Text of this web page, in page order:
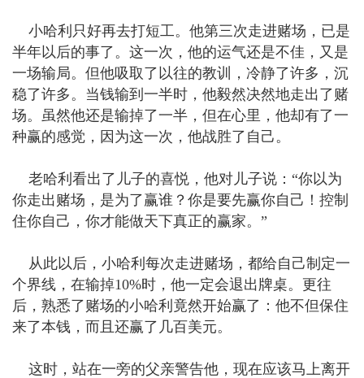
小哈利只好再去打短工。他第三次走进赌场，已是
半年以后的事了。这一次，他的运气还是不佳，又是
一场输局。但他吸取了以往的教训，冷静了许多，沉
稳了许多。当钱输到一半时，他毅然决然地走出了赌
场。虽然他还是输掉了一半，但在心里，他却有了一
种赢的感觉，因为这一次，他战胜了自己。
老哈利看出了儿子的喜悦，他对儿子说：“你以为
你走出赌场，是为了赢谁？你是要先赢你自己！控制
住你自己，你才能做天下真正的赢家。”
从此以后，小哈利每次走进赌场，都给自己制定一
个界线，在输掉10%时，他一定会退出牌桌。更往
后，熟悉了赌场的小哈利竟然开始赢了：他不但保住
来了本钱，而且还赢了几百美元。
这时，站在一旁的父亲警告他，现在应该马上离开